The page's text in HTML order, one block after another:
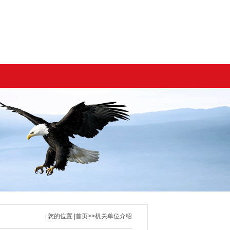
您的位置 | 首页>>机关单位介绍